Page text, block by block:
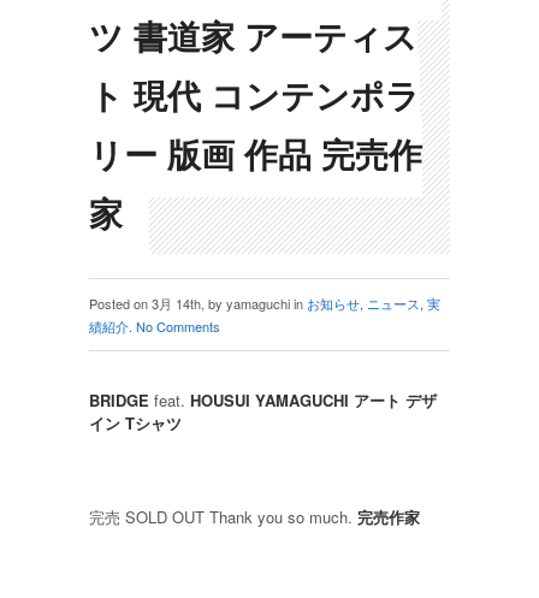
ツ 書道家 アーティス
ト 現代 コンテンポラ
リー 版画 作品 完売作
家
Posted on 3月 14th, by yamaguchi in お知らせ, ニュース, 実
績紹介. No Comments
BRIDGE feat. HOUSUI YAMAGUCHI アート デザ
イン Tシャツ
完売 SOLD OUT Thank you so much. 完売作家